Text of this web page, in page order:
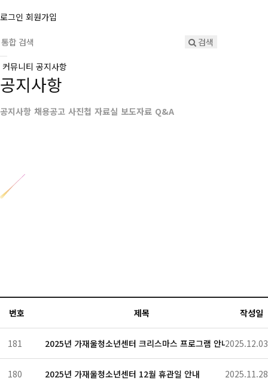
로그인 회원가입
검색
커뮤니티 공지사항
공지사항
공지사항 채용공고 사진첩 자료실 보도자료 Q&A
번호 제목 작성일
181 2025년 가재울청소년센터 크리스마스 프로그램 안내2025.12.03
180 2025년 가재울청소년센터 12월 휴관일 안내 2025.11.28